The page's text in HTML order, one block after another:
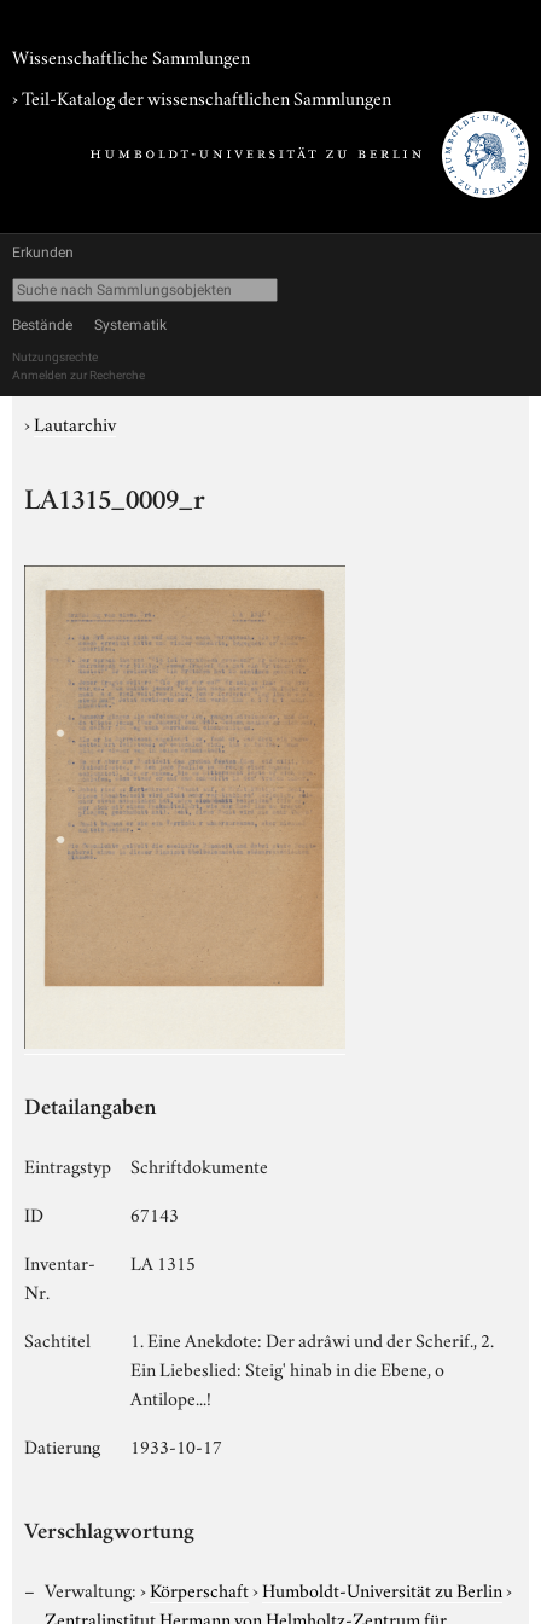
Wissenschaftliche Sammlungen
› Teil-Katalog der wissenschaftlichen Sammlungen
Erkunden
Bestände Systematik
Nutzungsrechte
Anmelden zur Recherche
›Lautarchiv
LA1315_0009_r
Detailangaben
Eintragstyp
Schriftdokumente
ID
67143
Inventar-
Nr.
LA 1315
Sachtitel
1. Eine Anekdote: Der adrâwi und der Scherif., 2.
Ein Liebeslied: Steig' hinab in die Ebene, o
Antilope...!
Datierung
1933-10-17
Verschlagwortung
Verwaltung:›Körperschaft›Humboldt-Universität zu Berlin›
Zentralinstitut Hermann von Helmholtz-Zentrum für